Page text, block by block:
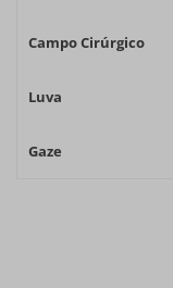
Campo Cirúrgico
Luva
Gaze